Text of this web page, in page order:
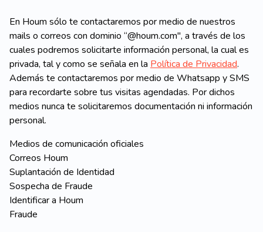
En Houm sólo te contactaremos por medio de nuestros
mails o correos con dominio “@houm.com", a través de los
cuales podremos solicitarte información personal, la cual es
privada, tal y como se señala en la Política de Privacidad.
Además te contactaremos por medio de Whatsapp y SMS
para recordarte sobre tus visitas agendadas. Por dichos
medios nunca te solicitaremos documentación ni información
personal.
Medios de comunicación oficiales
Correos Houm
Suplantación de Identidad
Sospecha de Fraude
Identificar a Houm
Fraude